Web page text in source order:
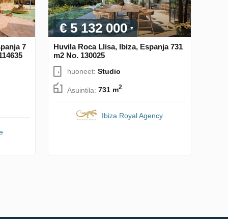
7
€ 5 132 000
Huvila Roca Llisa, Ibiza, Espanja 731
m2 No. 130025
huoneet: Studio
Asuintila: 731 m2
Ibiza Royal Agency